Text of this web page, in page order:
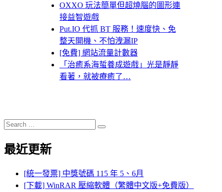
OXXO 玩法簡單但超燒腦的圖形連
接益智遊戲
Put.IO 代抓 BT 服務！速度快、免
整天開機、不怕洩漏IP
[免費] 網站流量計數器
「治癒系海蜇養成遊戲」光是靜靜
看著，就被療癒了…
Search
for:
Search
最近更新
[統一發票] 中獎號碼 115 年 5、6月
[下載] WinRAR 壓縮軟體（繁體中文版+免費版）